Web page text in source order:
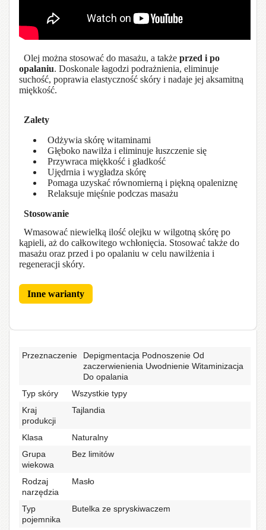
Olej można stosować do masażu, a także przed i po
opalaniu. Doskonale łagodzi podrażnienia, eliminuje
suchość, poprawia elastyczność skóry i nadaje jej aksamitną
miękkość.
Zalety
Odżywia skórę witaminami
Głęboko nawilża i eliminuje łuszczenie się
Przywraca miękkość i gładkość
Ujędrnia i wygładza skórę
Pomaga uzyskać równomierną i piękną opaleniznę
Relaksuje mięśnie podczas masażu
Stosowanie
Wmasować niewielką ilość olejku w wilgotną skórę po
kąpieli, aż do całkowitego wchłonięcia. Stosować także do
masażu oraz przed i po opalaniu w celu nawilżenia i
regeneracji skóry.
Inne warianty
Przeznaczenie
Depigmentacja Podnoszenie Od
zaczerwienienia Uwodnienie Witaminizacja
Do opalania
Typ skóry
Wszystkie typy
Kraj
produkcji
Tajlandia
Klasa
Naturalny
Grupa
wiekowa
Bez limitów
Rodzaj
narzędzia
Masło
Typ
pojemnika
Butelka ze spryskiwaczem